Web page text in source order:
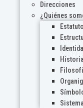
Direcciones
¿Quiénes
Historia